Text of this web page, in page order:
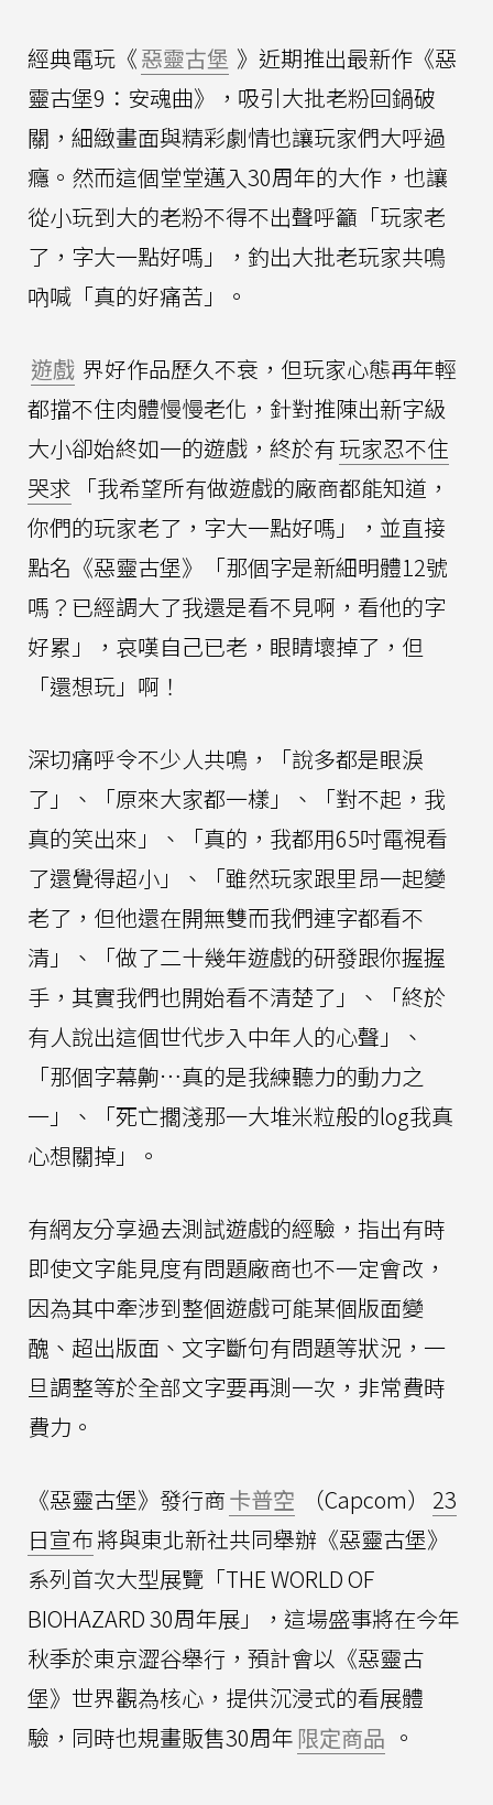
經典電玩《惡靈古堡 》近期推出最新作《惡
靈古堡9：安魂曲》，吸引大批老粉回鍋破
關，細緻畫面與精彩劇情也讓玩家們大呼過
癮。然而這個堂堂邁入30周年的大作，也讓
從小玩到大的老粉不得不出聲呼籲「玩家老
了，字大一點好嗎」，釣出大批老玩家共鳴
吶喊「真的好痛苦」。
遊戲 界好作品歷久不衰，但玩家心態再年輕
都擋不住肉體慢慢老化，針對推陳出新字級
大小卻始終如一的遊戲，終於有玩家忍不住
哭求 「我希望所有做遊戲的廠商都能知道，
你們的玩家老了，字大一點好嗎」，並直接
點名《惡靈古堡》「那個字是新細明體12號
嗎？已經調大了我還是看不見啊，看他的字
好累」，哀嘆自己已老，眼睛壞掉了，但
「還想玩」啊！
深切痛呼令不少人共鳴，「說多都是眼淚
了」、「原來大家都一樣」、「對不起，我
真的笑出來」、「真的，我都用65吋電視看
了還覺得超小」、「雖然玩家跟里昂一起變
老了，但他還在開無雙而我們連字都看不
清」、「做了二十幾年遊戲的研發跟你握握
手，其實我們也開始看不清楚了」、「終於
有人說出這個世代步入中年人的心聲」、
「那個字幕齁…真的是我練聽力的動力之
一」、「死亡擱淺那一大堆米粒般的log我真
心想關掉」。
有網友分享過去測試遊戲的經驗，指出有時
即使文字能見度有問題廠商也不一定會改，
因為其中牽涉到整個遊戲可能某個版面變
醜、超出版面、文字斷句有問題等狀況，一
旦調整等於全部文字要再測一次，非常費時
費力。
《惡靈古堡》發行商卡普空 （Capcom）
23
日宣布將與東北新社共同舉辦《惡靈古堡》
系列首次大型展覽「THE WORLD OF
BIOHAZARD 30周年展」，這場盛事將在今年
秋季於東京澀谷舉行，預計會以《惡靈古
堡》世界觀為核心，提供沉浸式的看展體
驗，同時也規畫販售30周年 限定商品 。